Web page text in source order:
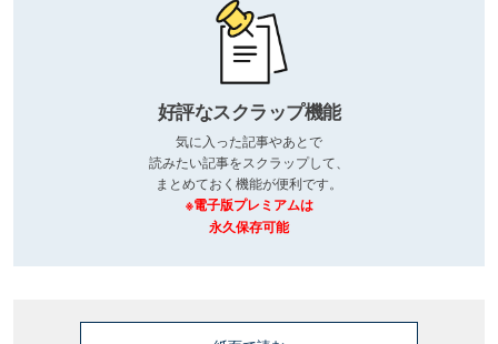
好評なスクラップ機能
気に入った記事やあとで
読みたい記事をスクラップして、
まとめておく機能が便利です。
※電子版プレミアムは
永久保存可能